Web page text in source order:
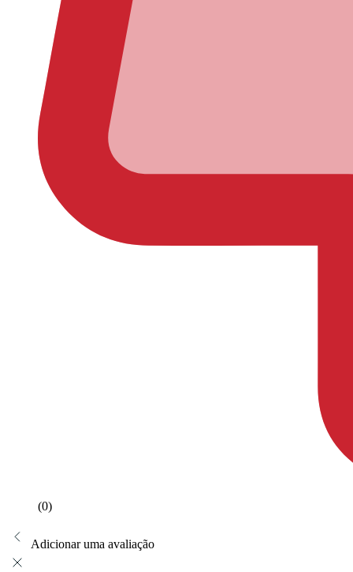
(0)
Adicionar uma avaliação